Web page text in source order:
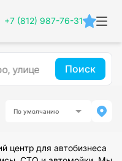
+7 (812) 987-76-31
Поиск
По умолчанию
центр для автобизнеса